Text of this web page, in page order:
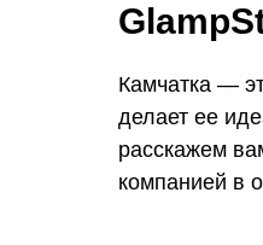
Камчатка —
делает ее
расскажем
компанией в